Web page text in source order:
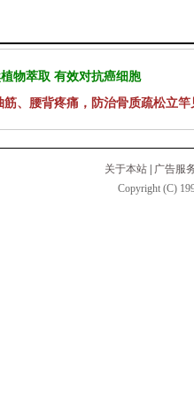
物萃取 有效对抗癌细胞
、腰背疼痛，防治骨质疏松立竿
关于本站
广告服
Copyright (C)